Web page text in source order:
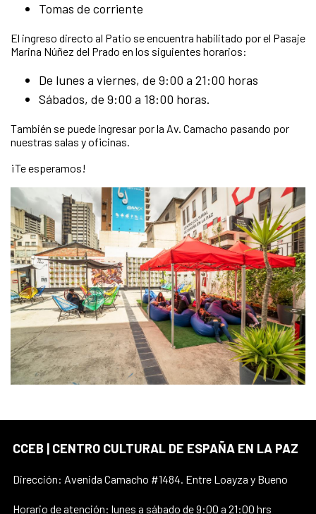
Tomas de corriente
El ingreso directo al Patio se encuentra habilitado por el Pasaje
Marina Núñez del Prado en los siguientes horarios:
De lunes a viernes, de 9:00 a 21:00 horas
Sábados, de 9:00 a 18:00 horas.
También se puede ingresar por la Av. Camacho pasando por
nuestras salas y oficinas.
¡Te esperamos!
CCEB | CENTRO CULTURAL DE ESPAÑA EN LA PAZ
Dirección: Avenida Camacho #1484. Entre Loayza y Bueno
Horario de atención: lunes a sábado de 9:00 a 21:00 hrs